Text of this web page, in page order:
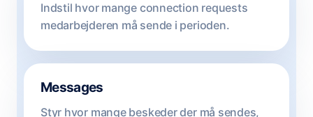
Indstil hvor mange connection requests
medarbejderen må sende i perioden.
Messages
Styr hvor mange beskeder der må sendes,